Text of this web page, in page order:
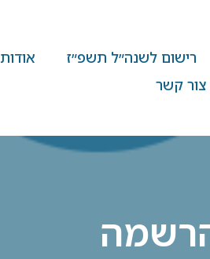
רישום לשנה״ל תשפ״ז אודות
צור קשר